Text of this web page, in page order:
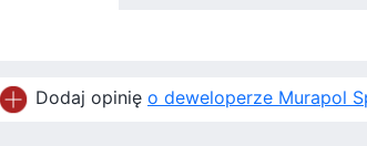
Dodaj opinię o deweloperze Murapol